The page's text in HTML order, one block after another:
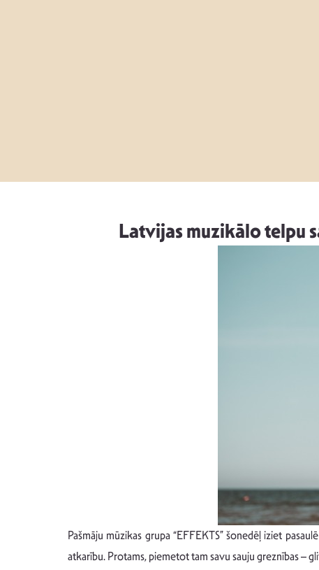
Latvijas muzikālo telpu
Pašmāju mūzikas grupa “EFFEKTS” šonedēļ iziet
atkarību. Protams, piemetot tam savu sauju greznības –